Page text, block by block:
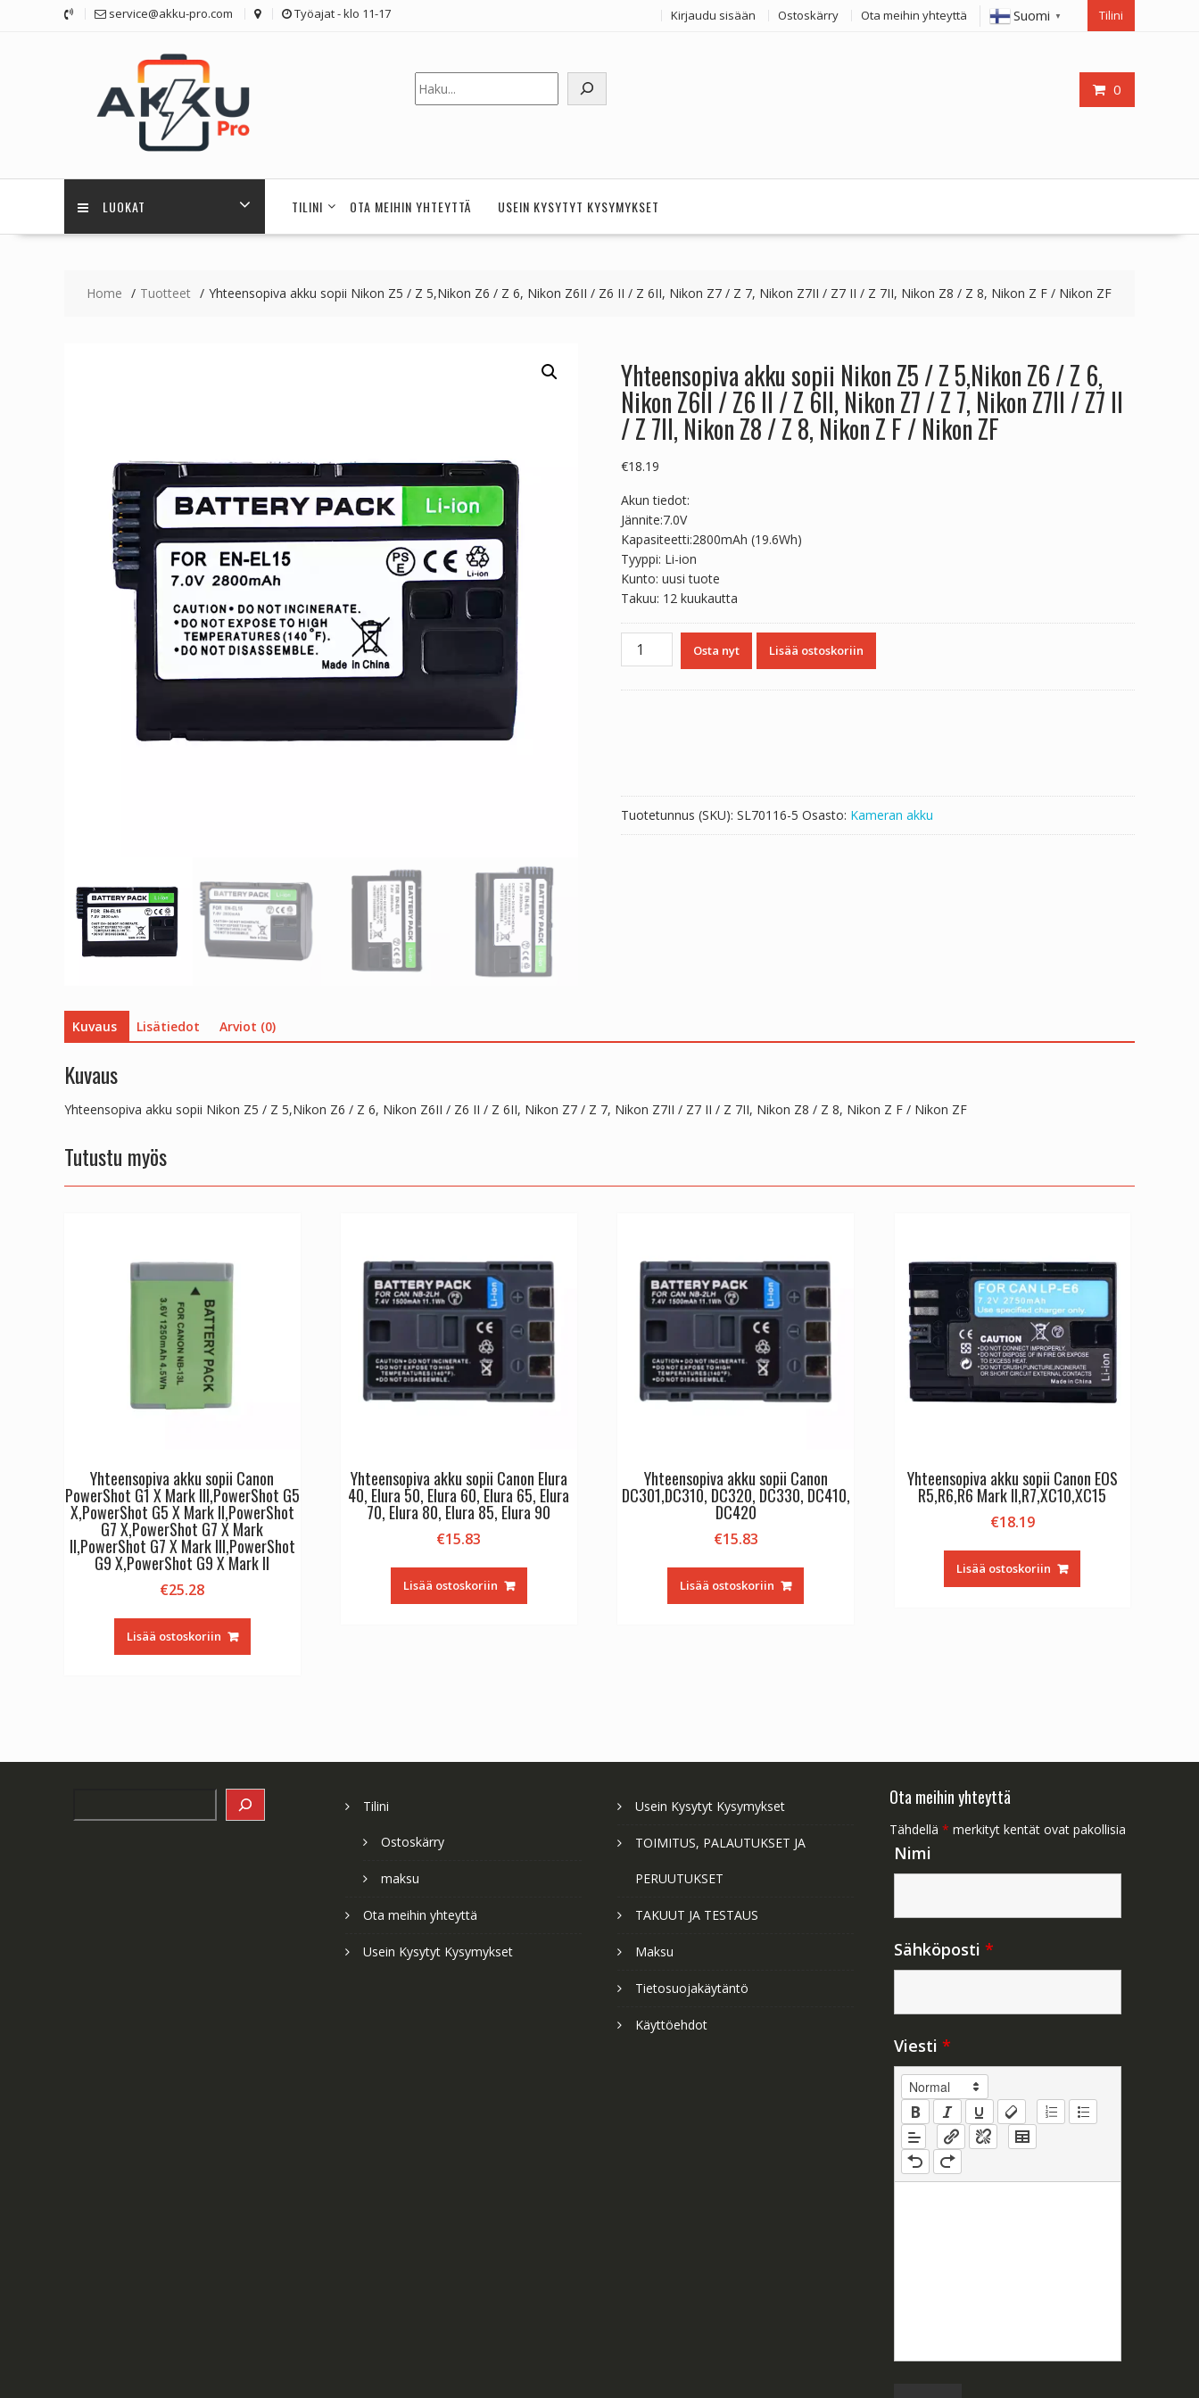
service@akku-pro.com Työajat - klo 11-17 Kirjaudu sisään Ostoskärry Ota meihin yhteyttä Suomi ▼ Tilini
0
Etsi
LUOKAT TILINI OTA MEIHIN YHTEYTTÄ USEIN KYSYTYT KYSYMYKSET
Home Tuotteet Yhteensopiva akku sopii Nikon Z5 / Z 5,Nikon Z6 / Z 6, Nikon Z6II / Z6 II / Z 6II, Nikon Z7 / Z 7, Nikon Z7II / Z7 II / Z 7II, Nikon Z8 / Z 8, Nikon Z F / Nikon ZF
Yhteensopiva akku sopii Nikon Z5 / Z 5,Nikon Z6 / Z 6,
Nikon Z6II / Z6 II / Z 6II, Nikon Z7 / Z 7, Nikon Z7II / Z7 II
/ Z 7II, Nikon Z8 / Z 8, Nikon Z F / Nikon ZF
€18.19
Akun tiedot:
Jännite:7.0V
Kapasiteetti:2800mAh (19.6Wh)
Tyyppi: Li-ion
Kunto: uusi tuote
Takuu: 12 kuukautta
Yhteensopiva
akku
Z6
/
Z
7,
Z7
Nikon
Nikon
määrä
Osta nyt Lisää ostoskoriin
Tuotetunnus (SKU): SL70116-5 Osasto: Kameran akku
Kuvaus Lisätiedot Arviot (0)
Kuvaus
Yhteensopiva akku sopii Nikon Z5 / Z 5,Nikon Z6 / Z 6, Nikon Z6II / Z6 II / Z 6II, Nikon Z7 / Z 7, Nikon Z7II / Z7 II / Z 7II, Nikon Z8 / Z 8, Nikon Z F / Nikon ZF
Tutustu myös
Yhteensopiva akku sopii Canon
PowerShot G1 X Mark III,PowerShot G5
X,PowerShot G5 X Mark II,PowerShot
G7 X,PowerShot G7 X Mark
II,PowerShot G7 X Mark III,PowerShot
G9 X,PowerShot G9 X Mark II
€25.28
Lisää ostoskoriin
Yhteensopiva akku sopii Canon Elura
40, Elura 50, Elura 60, Elura 65, Elura
70, Elura 80, Elura 85, Elura 90
€15.83
Lisää ostoskoriin
Yhteensopiva akku sopii Canon
DC301,DC310, DC320, DC330, DC410,
DC420
€15.83
Lisää ostoskoriin
Yhteensopiva akku sopii Canon EOS
R5,R6,R6 Mark II,R7,XC10,XC15
€18.19
Lisää ostoskoriin
Tilini
Ostoskärry
maksu
Ota meihin yhteyttä
Usein Kysytyt Kysymykset
Usein Kysytyt Kysymykset
TOIMITUS, PALAUTUKSET JA
PERUUTUKSET
TAKUUT JA TESTAUS
Maksu
Tietosuojakäytäntö
Käyttöehdot
Ota meihin yhteyttä
Tähdellä * merkityt kentät ovat pakollisia
Nimi
Sähköposti *
Viesti *